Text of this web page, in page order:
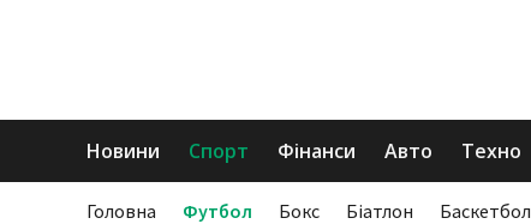
Новини Спорт Фінанси Авто Техно
Головна Футбол Бокс Біатлон Баскетбол